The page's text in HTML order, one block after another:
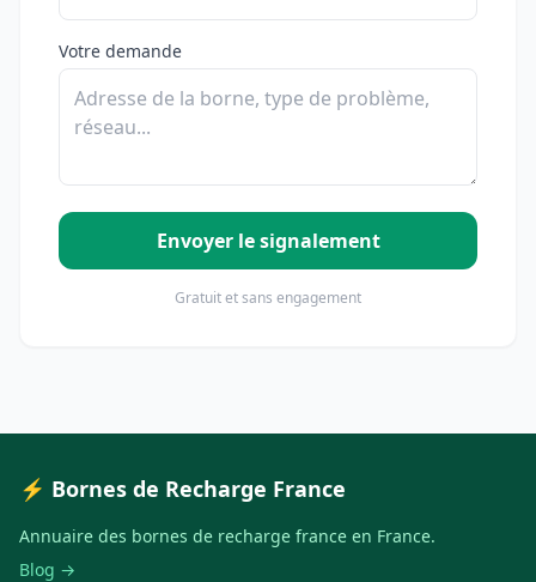
Votre demande
Envoyer le signalement
Gratuit et sans engagement
⚡ Bornes de Recharge France
Annuaire des bornes de recharge france en France.
Blog →